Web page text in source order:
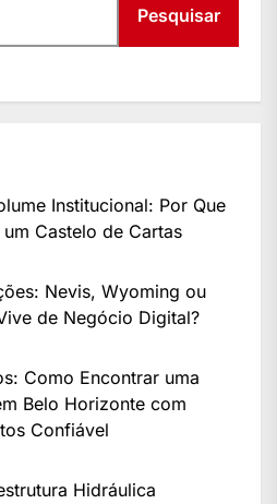
Pesquisar
Institucional: Por Que
Castelo de Cartas
Nevis, Wyoming ou
de Negócio Digital?
Como Encontrar uma
Belo Horizonte com
Confiável
Hidráulica